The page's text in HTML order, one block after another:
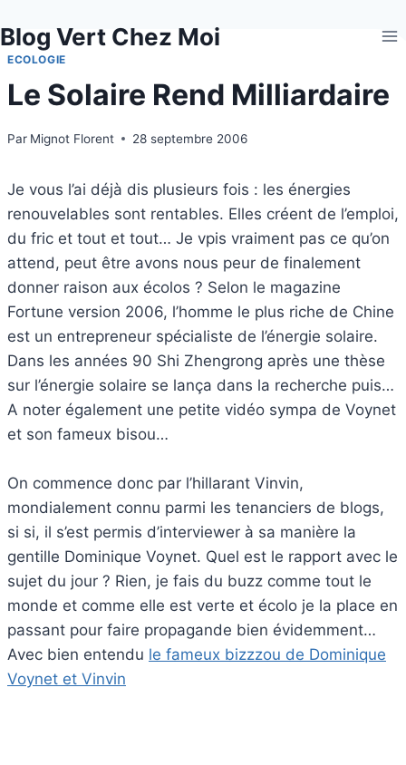
au
contenu
Blog Vert Chez Moi
ECOLOGIE
Le Solaire Rend Milliardaire
Par Mignot Florent 28 septembre 2006
Je vous l’ai déjà dis plusieurs fois : les énergies
renouvelables sont rentables. Elles créent de l’emploi,
du fric et tout et tout… Je vpis vraiment pas ce qu’on
attend, peut être avons nous peur de finalement
donner raison aux écolos ? Selon le magazine
Fortune version 2006, l’homme le plus riche de Chine
est un entrepreneur spécialiste de l’énergie solaire.
Dans les années 90 Shi Zhengrong après une thèse
sur l’énergie solaire se lança dans la recherche puis…
A noter également une petite vidéo sympa de Voynet
et son fameux bisou…
On commence donc par l’hillarant Vinvin,
mondialement connu parmi les tenanciers de blogs,
si si, il s’est permis d’interviewer à sa manière la
gentille Dominique Voynet. Quel est le rapport avec le
sujet du jour ? Rien, je fais du buzz comme tout le
monde et comme elle est verte et écolo je la place en
passant pour faire propagande bien évidemment…
Avec bien entendu le fameux bizzzou de Dominique
Voynet et Vinvin